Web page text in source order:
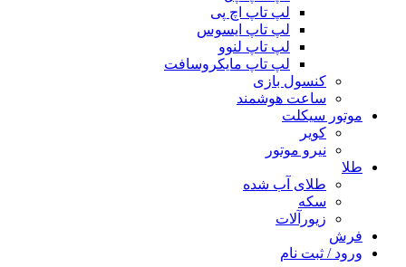
لپ تاپ اچ پی
لپ تاپ ایسوس
لپ تاپ لنوو
لپ تاپ مایکروسافت
کنسول بازی
ساعت هوشمند
موتور سیکلت
کویر
نیرو موتور
طلا
طلای آب شده
سکه
زیورآلات
فرش
ورود / ثبت نام